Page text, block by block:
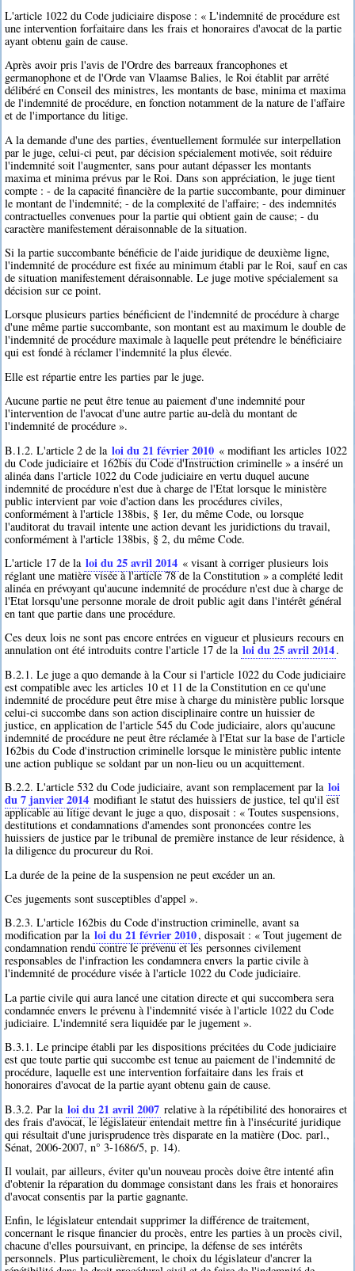
L'article 1022 du Code judiciaire dispose : « L'indemnité de procédure est
une intervention forfaitaire dans les frais et honoraires d'avocat de la partie
ayant obtenu gain de cause.
Après avoir pris l'avis de l'Ordre des barreaux francophones et
germanophone et de l'Orde van Vlaamse Balies, le Roi établit par arrêté
délibéré en Conseil des ministres, les montants de base, minima et maxima
de l'indemnité de procédure, en fonction notamment de la nature de l'affaire
et de l'importance du litige.
A la demande d'une des parties, éventuellement formulée sur interpellation
par le juge, celui-ci peut, par décision spécialement motivée, soit réduire
l'indemnité soit l'augmenter, sans pour autant dépasser les montants
maxima et minima prévus par le Roi. Dans son appréciation, le juge tient
compte : - de la capacité financière de la partie succombante, pour diminuer
le montant de l'indemnité; - de la complexité de l'affaire; - des indemnités
contractuelles convenues pour la partie qui obtient gain de cause; - du
caractère manifestement déraisonnable de la situation.
Si la partie succombante bénéficie de l'aide juridique de deuxième ligne,
l'indemnité de procédure est fixée au minimum établi par le Roi, sauf en cas
de situation manifestement déraisonnable. Le juge motive spécialement sa
décision sur ce point.
Lorsque plusieurs parties bénéficient de l'indemnité de procédure à charge
d'une même partie succombante, son montant est au maximum le double de
l'indemnité de procédure maximale à laquelle peut prétendre le bénéficiaire
qui est fondé à réclamer l'indemnité la plus élevée.
Elle est répartie entre les parties par le juge.
Aucune partie ne peut être tenue au paiement d'une indemnité pour
l'intervention de l'avocat d'une autre partie au-delà du montant de
l'indemnité de procédure ».
B.1.2. L'article 2 de la loi du 21 février 2010 « modifiant les articles 1022
du Code judiciaire et 162bis du Code d'Instruction criminelle » a inséré un
alinéa dans l'article 1022 du Code judiciaire en vertu duquel aucune
indemnité de procédure n'est due à charge de l'Etat lorsque le ministère
public intervient par voie d'action dans les procédures civiles,
conformément à l'article 138bis, § 1er, du même Code, ou lorsque
l'auditorat du travail intente une action devant les juridictions du travail,
conformément à l'article 138bis, § 2, du même Code.
L'article 17 de la loi du 25 avril 2014 « visant à corriger plusieurs lois
réglant une matière visée à l'article 78 de la Constitution » a complété ledit
alinéa en prévoyant qu'aucune indemnité de procédure n'est due à charge de
l'Etat lorsqu'une personne morale de droit public agit dans l'intérêt général
en tant que partie dans une procédure.
Ces deux lois ne sont pas encore entrées en vigueur et plusieurs recours en
annulation ont été introduits contre l'article 17 de la loi du 25 avril 2014.
B.2.1. Le juge a quo demande à la Cour si l'article 1022 du Code judiciaire
est compatible avec les articles 10 et 11 de la Constitution en ce qu'une
indemnité de procédure peut être mise à charge du ministère public lorsque
celui-ci succombe dans son action disciplinaire contre un huissier de
justice, en application de l'article 545 du Code judiciaire, alors qu'aucune
indemnité de procédure ne peut être réclamée à l'Etat sur la base de l'article
162bis du Code d'instruction criminelle lorsque le ministère public intente
une action publique se soldant par un non-lieu ou un acquittement.
B.2.2. L'article 532 du Code judiciaire, avant son remplacement par la loi
du 7 janvier 2014 modifiant le statut des huissiers de justice, tel qu'il est
applicable au litige devant le juge a quo, disposait : « Toutes suspensions,
destitutions et condamnations d'amendes sont prononcées contre les
huissiers de justice par le tribunal de première instance de leur résidence, à
la diligence du procureur du Roi.
La durée de la peine de la suspension ne peut excéder un an.
Ces jugements sont susceptibles d'appel ».
B.2.3. L'article 162bis du Code d'instruction criminelle, avant sa
modification par la loi du 21 février 2010, disposait : « Tout jugement de
condamnation rendu contre le prévenu et les personnes civilement
responsables de l'infraction les condamnera envers la partie civile à
l'indemnité de procédure visée à l'article 1022 du Code judiciaire.
La partie civile qui aura lancé une citation directe et qui succombera sera
condamnée envers le prévenu à l'indemnité visée à l'article 1022 du Code
judiciaire. L'indemnité sera liquidée par le jugement ».
B.3.1. Le principe établi par les dispositions précitées du Code judiciaire
est que toute partie qui succombe est tenue au paiement de l'indemnité de
procédure, laquelle est une intervention forfaitaire dans les frais et
honoraires d'avocat de la partie ayant obtenu gain de cause.
B.3.2. Par la loi du 21 avril 2007 relative à la répétibilité des honoraires et
des frais d'avocat, le législateur entendait mettre fin à l'insécurité juridique
qui résultait d'une jurisprudence très disparate en la matière (Doc. parl.,
Sénat, 2006-2007, n° 3-1686/5, p. 14).
Il voulait, par ailleurs, éviter qu'un nouveau procès doive être intenté afin
d'obtenir la réparation du dommage consistant dans les frais et honoraires
d'avocat consentis par la partie gagnante.
Enfin, le législateur entendait supprimer la différence de traitement,
concernant le risque financier du procès, entre les parties à un procès civil,
chacune d'elles poursuivant, en principe, la défense de ses intérêts
personnels. Plus particulièrement, le choix du législateur d'ancrer la